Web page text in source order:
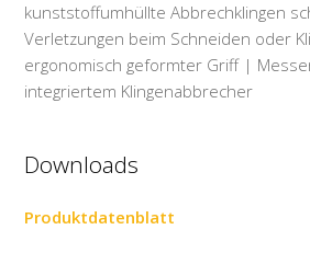
kunststoffumhüllte Abbrechklingen
Verletzungen beim Schneiden oder
ergonomisch geformter Griff |
integriertem Klingenabbrecher
Downloads
Produktdatenblatt